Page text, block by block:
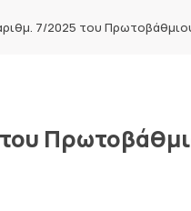
7/2025 του